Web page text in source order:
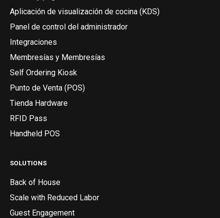
Aplicación de visualización de cocina (KDS)
Panel de control del administrador
Integraciones
Membresías y Membresías
Self Ordering Kiosk
Punto de Venta (POS)
Tienda Hardware
RFID Pass
Handheld POS
SOLUTIONS
Back of House
Scale with Reduced Labor
Guest Engagement